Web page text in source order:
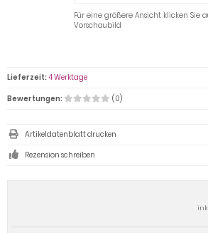
Für eine größere Ansicht klicken Sie
Vorschaubild
Lieferzeit: 4 Werktage
Bewertungen:
(0)
Artikeldatenblatt drucken
Rezension schreiben